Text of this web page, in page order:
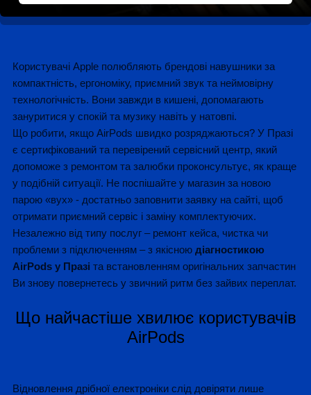
Користувачі Apple полюбляють брендові навушники за
компактність, ергономіку, приємний звук та неймовірну
технологічність. Вони завжди в кишені, допомагають
зануритися у спокій та музику навіть у натовпі.
Що робити, якщо AirPods швидко розряджаються? У Празі
є сертифікований та перевірений сервісний центр, який
допоможе з ремонтом та залюбки проконсультує, як краще
у подібній ситуації. Не поспішайте у магазин за новою
парою «вух» - достатньо заповнити заявку на сайті, щоб
отримати приємний сервіс і заміну комплектуючих.
Незалежно від типу послуг – ремонт кейса, чистка чи
проблеми з підключенням – з якісною діагностикою
AirPods у Празі та встановленням оригінальних запчастин
Ви знову повернетесь у звичний ритм без зайвих переплат.
Що найчастіше хвилює користувачів
AirPods
Відновлення дрібної електроніки слід довіряти лише